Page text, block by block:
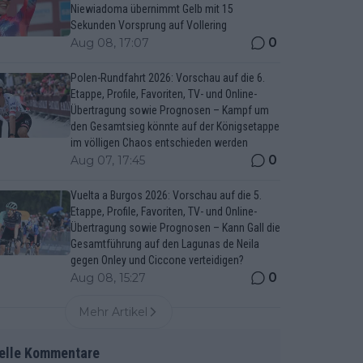
Niewiadoma übernimmt Gelb mit 15
Sekunden Vorsprung auf Vollering
Aug 08, 17:07 0
Polen-Rundfahrt 2026: Vorschau auf die 6.
Etappe, Profile, Favoriten, TV- und Online-
Übertragung sowie Prognosen – Kampf um
den Gesamtsieg könnte auf der Königsetappe
im völligen Chaos entschieden werden
Aug 07, 17:45 0
Vuelta a Burgos 2026: Vorschau auf die 5.
Etappe, Profile, Favoriten, TV- und Online-
Übertragung sowie Prognosen – Kann Gall die
Gesamtführung auf den Lagunas de Neila
gegen Onley und Ciccone verteidigen?
Aug 08, 15:27 0
Mehr Artikel
Kommentare